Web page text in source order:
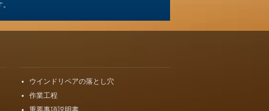
ウインドリペアの落とし穴
作業工程
重要事項説明書